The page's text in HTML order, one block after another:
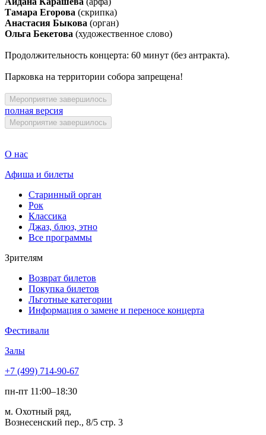
Тамара Егорова (скрипка)
Анастасия Быкова (орган)
Ольга Бекетова (художественное слово)
Продолжительность концерта: 60 минут (без антракта).
Парковка на территории собора запрещена!
Мероприятие завершилось
полная версия
Мероприятие завершилось
О нас
Афиша и билеты
Старинный орган
Рок
Классика
Джаз, блюз, этно
Все программы
Зрителям
Возврат билетов
Покупка билетов
Льготные категории
Информация о замене и переносе концерта
Фестивали
Залы
+7 (499) 714-90-67
пн-пт 11:00–18:30
м. Охотный ряд,
Вознесенский пер., 8/5 стр. 3